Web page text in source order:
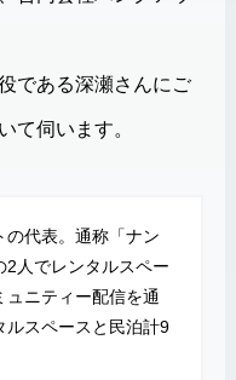
である深瀬さんにご
て伺います。
代表。通称「ナン
2人でレンタルスペー
ニティー配信を通
ルスペースと民泊計9